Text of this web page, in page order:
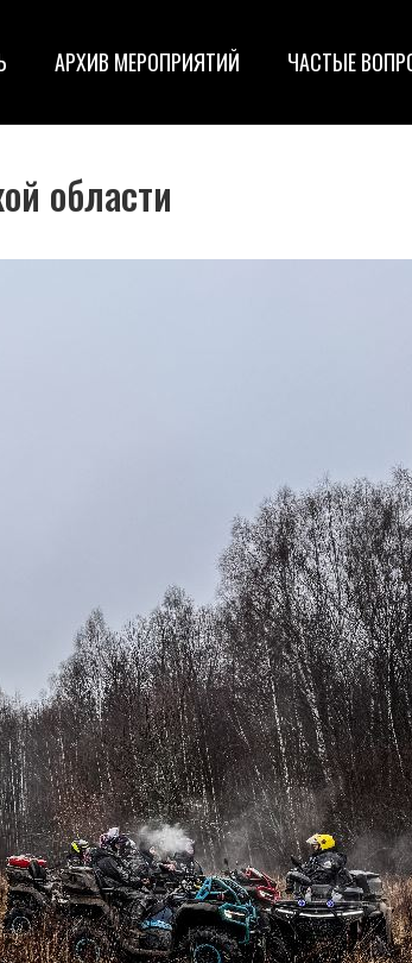
АРХИВ МЕРОПРИЯТИЙ ЧАСТЫЕ
области